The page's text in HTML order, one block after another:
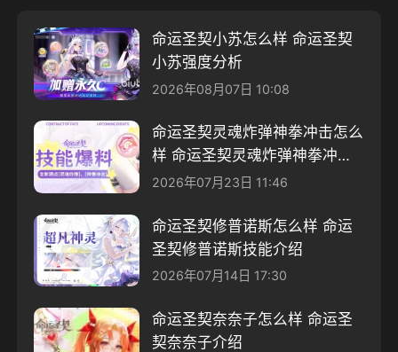
命运圣契小苏怎么样 命运圣契
小苏强度分析
2026年08月07日 10:08
命运圣契灵魂炸弹神拳冲击怎么
样 命运圣契灵魂炸弹神拳冲击
介绍
2026年07月23日 11:46
命运圣契修普诺斯怎么样 命运
圣契修普诺斯技能介绍
2026年07月14日 17:30
命运圣契奈奈子怎么样 命运圣
契奈奈子介绍